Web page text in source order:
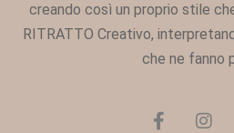
creando così un proprio stile
RITRATTO Creativo,
che ne fanno